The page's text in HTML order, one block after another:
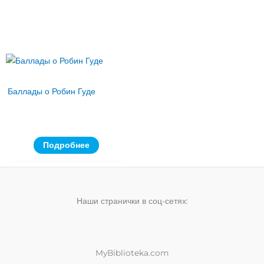
Баллады о Робин Гуде
Подробнее
Наши странички в соц-сетях:
MyBiblioteka.com